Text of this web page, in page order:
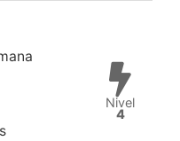
Nivel
4